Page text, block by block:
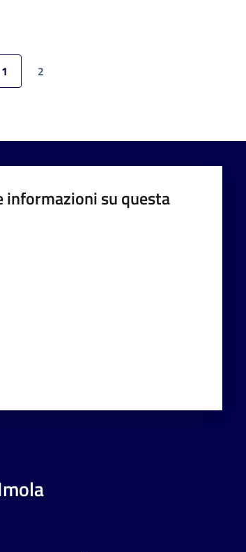
precedente
Pagina
1 Pagina
2
informazioni su questa